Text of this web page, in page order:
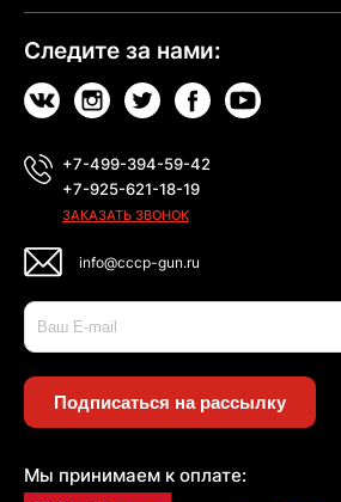
Следите за нами:
+7-499-394-59-42
+7-925-621-18-19
ЗАКАЗАТЬ ЗВОНОК
info@cccp-gun.ru
Подписаться на рассылку
Мы принимаем к оплате: